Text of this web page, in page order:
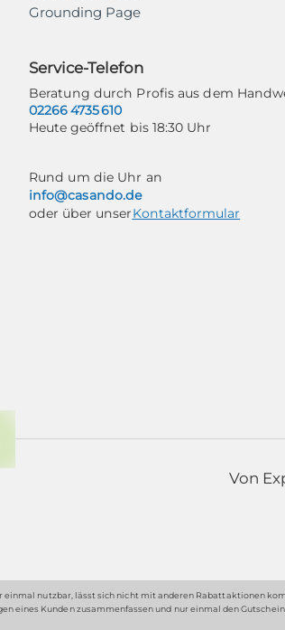
Grounding Page
Service-Telefon
Beratung durch Profis aus dem
02266 4735 610
Heute geöffnet bis 18:30 Uhr
Rund um die Uhr an
info@casando.de
oder über unserKontaktformular
Von
nutzbar, lässt sich nicht mit anderen Rabattaktionen
Kunden zusammenfassen und nur einmal den